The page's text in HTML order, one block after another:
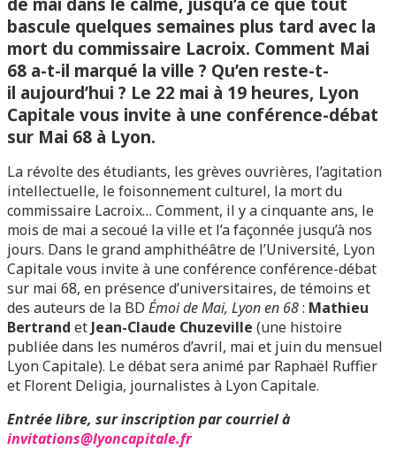
bascule quelques semaines plus tard avec la
mort du commissaire Lacroix. Comment Mai
68 a-t-il marqué la ville ? Qu’en reste-t-
il aujourd’hui ? Le 22 mai à 19 heures, Lyon
Capitale vous invite à une conférence-débat
sur Mai 68 à Lyon.
La révolte des étudiants, les grèves ouvrières, l’agitation
intellectuelle, le foisonnement culturel, la mort du
commissaire Lacroix… Comment, il y a cinquante ans, le
mois de mai a secoué la ville et l’a façonnée jusqu’à nos
jours. Dans le grand amphithéâtre de l’Université, Lyon
Capitale vous invite à une conférence conférence-débat
sur mai 68, en présence d’universitaires, de témoins et
des auteurs de la BD Émoi de Mai, Lyon en 68: Mathieu
Bertrand et Jean-Claude Chuzeville (une histoire
publiée dans les numéros d’avril, mai et juin du mensuel
Lyon Capitale). Le débat sera animé par Raphaël Ruffier
et Florent Deligia, journalistes à Lyon Capitale.
Entrée libre, sur inscription par courriel à
invitations@lyoncapitale.fr